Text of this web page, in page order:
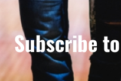
Subscribe